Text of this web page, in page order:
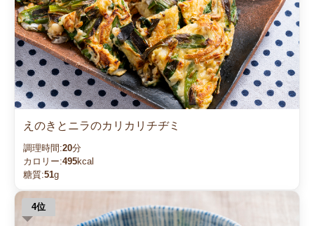
えのきとニラのカリカリチヂミ
調理時間:20分
カロリー:495kcal
糖質:51g